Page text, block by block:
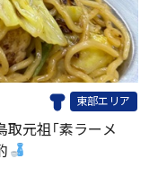
東部エリア
取元祖「素ラーメ